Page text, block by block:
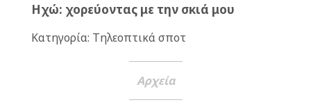
Ηχώ: χορεύοντας με την σκιά μου
Κατηγορία: Τηλεοπτικά σποτ
Αρχεία